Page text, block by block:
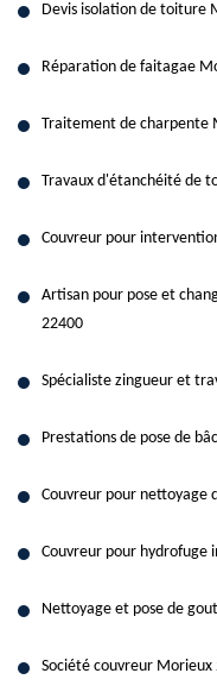
Devis isolation de toiture
Réparation de faitagae
Traitement de charpente
Travaux d'étanchéité de
Couvreur pour
Artisan pour pose et
22400
Spécialiste zingueur et
Prestations de pose de
Couvreur pour nettoyage
Couvreur pour hydrofuge
Nettoyage et pose de
Société couvreur Morieux